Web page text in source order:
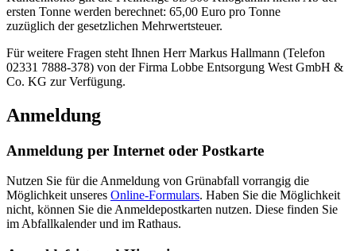
ersten Tonne werden berechnet: 65,00 Euro pro Tonne
zuzüglich der gesetzlichen Mehrwertsteuer.
Für weitere Fragen steht Ihnen Herr Markus Hallmann (Telefon
02331 7888-378) von der Firma Lobbe Entsorgung West GmbH &
Co. KG zur Verfügung.
Anmeldung
Anmeldung per Internet oder Postkarte
Nutzen Sie für die Anmeldung von Grünabfall vorrangig die
Möglichkeit unseres Online-Formulars. Haben Sie die Möglichkeit
nicht, können Sie die Anmeldepostkarten nutzen. Diese finden Sie
im Abfallkalender und im Rathaus.